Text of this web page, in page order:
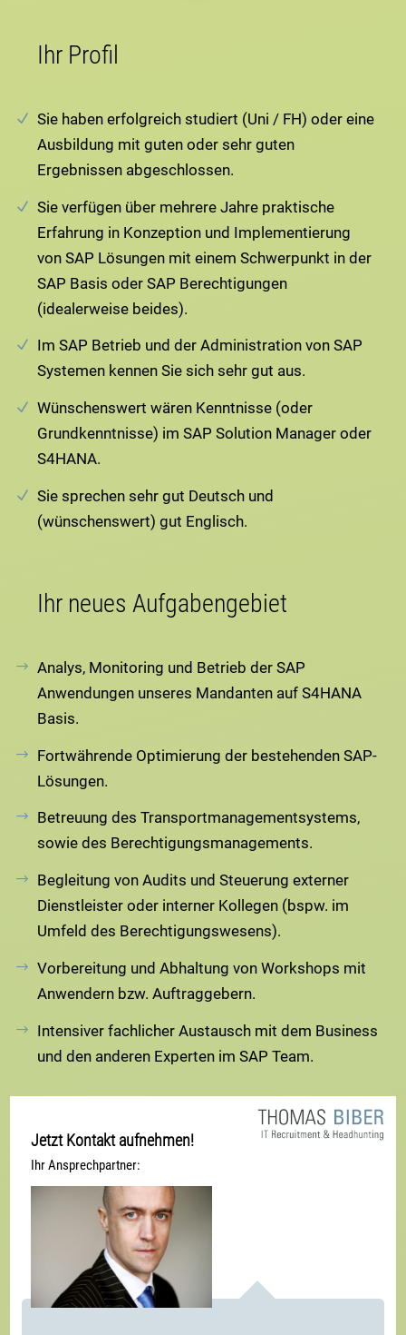
Ihr Profil
Sie haben erfolgreich studiert (Uni / FH) oder eine
Ausbildung mit guten oder sehr guten
Ergebnissen abgeschlossen.
Sie verfügen über mehrere Jahre praktische
Erfahrung in Konzeption und Implementierung
von SAP Lösungen mit einem Schwerpunkt in der
SAP Basis oder SAP Berechtigungen
(idealerweise beides).
Im SAP Betrieb und der Administration von SAP
Systemen kennen Sie sich sehr gut aus.
Wünschenswert wären Kenntnisse (oder
Grundkenntnisse) im SAP Solution Manager oder
S4HANA.
Sie sprechen sehr gut Deutsch und
(wünschenswert) gut Englisch.
Ihr neues Aufgabengebiet
Analys, Monitoring und Betrieb der SAP
Anwendungen unseres Mandanten auf S4HANA
Basis.
Fortwährende Optimierung der bestehenden SAP-
Lösungen.
Betreuung des Transportmanagementsystems,
sowie des Berechtigungsmanagements.
Begleitung von Audits und Steuerung externer
Dienstleister oder interner Kollegen (bspw. im
Umfeld des Berechtigungswesens).
Vorbereitung und Abhaltung von Workshops mit
Anwendern bzw. Auftraggebern.
Intensiver fachlicher Austausch mit dem Business
und den anderen Experten im SAP Team.
Jetzt Kontakt aufnehmen!
Ihr Ansprechpartner: